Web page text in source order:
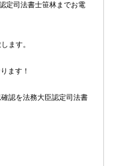
定司法書士笹林までお電
ます。
ます！
認を法務大臣認定司法書